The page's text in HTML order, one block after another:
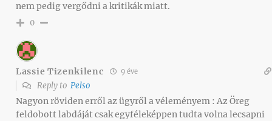
nem pedig vergődni a kritikák miatt.
0
Lassie Tizenkilenc 9 éve
Reply to Pelso
Nagyon röviden erről az ügyről a véleményem : Az Öreg
feldobott labdáját csak egyféleképpen tudta volna lecsapni